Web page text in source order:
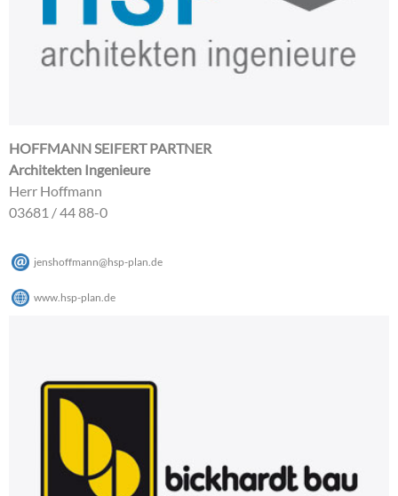
HOFFMANN SEIFERT PARTNER
Architekten Ingenieure
Herr Hoffmann
03681 / 44 88-0
jenshoffmann@hsp-plan.de
www.hsp-plan.de